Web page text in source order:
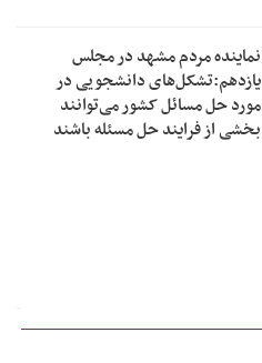
نماینده مردم مشهد در مجلس
یازدهم:تشکل‌های دانشجویی در
مورد حل مسائل کشور می‌توانند
بخشی از فرایند حل مسئله باشند